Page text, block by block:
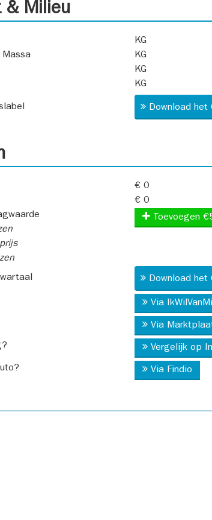
& Milieu
KG
Massa
KG
KG
KG
Download
€ 0
€ 0
Toevoegen
Download
Via
Via
Vergelijk op
Via Findio